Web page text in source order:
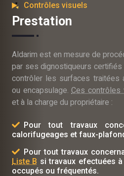
Contrôles visuels
Prestation
Aldarim est en mesure de
par ses dignostiqueurs
contrôler les surfaces traitées
ou encapsulage.Ces
et à la charge du propriétaire :
Pour tout travaux
calorifugeages et faux-
Pour tout travaux
Liste B si travaux efectuées
occupés ou fréquentés.